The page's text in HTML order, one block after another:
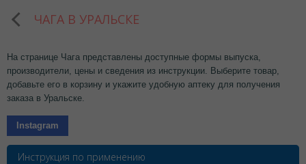
ЧАГА В УРАЛЬСКЕ
На странице Чага представлены доступные формы выпуска,
производители, цены и сведения из инструкции. Выберите товар,
добавьте его в корзину и укажите удобную аптеку для получения
заказа в Уральске.
Instagram
Инструкция по применению